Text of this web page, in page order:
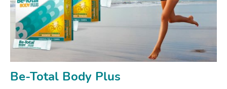
Be-Total Body Plus